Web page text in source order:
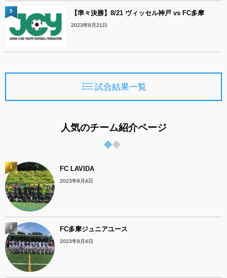
【準々決勝】8/21 ヴィッセル神戸 vs FC多摩
2023年8月21日
5
試合結果一覧
人気のチーム紹介ページ
FC LAVIDA
2023年8月4日
1
FC多摩ジュニアユース
2023年8月4日
2